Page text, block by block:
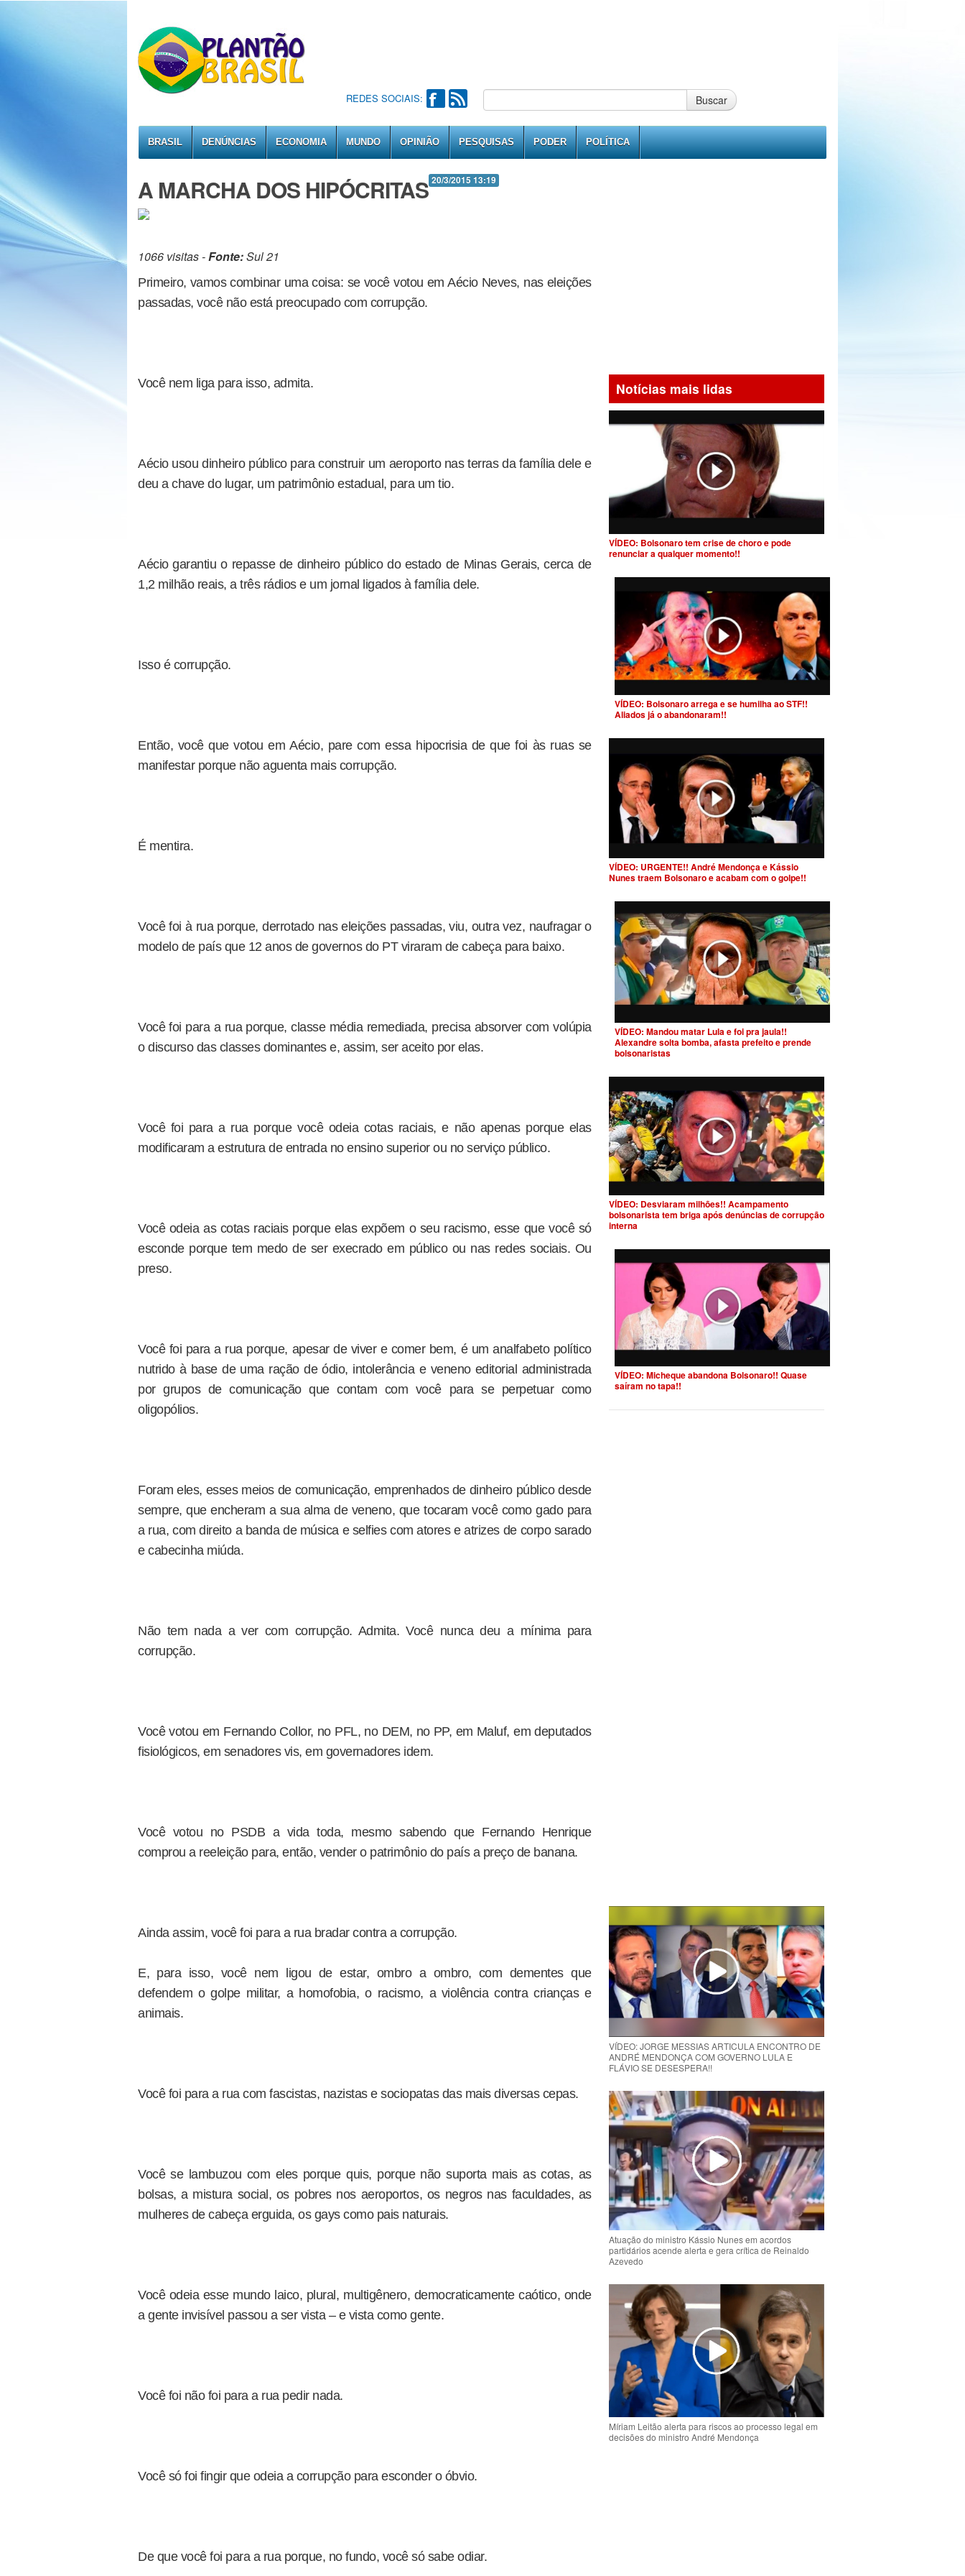
REDES SOCIAIS: Buscar
BRASIL DENÚNCIAS ECONOMIA MUNDO OPINIÃO PESQUISAS PODER POLÍTICA
20/3/2015 13:19
A MARCHA DOS HIPÓCRITAS
1066 visitas -Fonte:Sul 21
Primeiro, vamos combinar uma coisa: se você votou em Aécio Neves, nas eleições
passadas, você não está preocupado com corrupção.
Você nem liga para isso, admita.
Aécio usou dinheiro público para construir um aeroporto nas terras da família dele e
deu a chave do lugar, um patrimônio estadual, para um tio.
Aécio garantiu o repasse de dinheiro público do estado de Minas Gerais, cerca de
1,2 milhão reais, a três rádios e um jornal ligados à família dele.
Isso é corrupção.
Então, você que votou em Aécio, pare com essa hipocrisia de que foi às ruas se
manifestar porque não aguenta mais corrupção.
É mentira.
Você foi à rua porque, derrotado nas eleições passadas, viu, outra vez, naufragar o
modelo de país que 12 anos de governos do PT viraram de cabeça para baixo.
Você foi para a rua porque, classe média remediada, precisa absorver com volúpia
o discurso das classes dominantes e, assim, ser aceito por elas.
Você foi para a rua porque você odeia cotas raciais, e não apenas porque elas
modificaram a estrutura de entrada no ensino superior ou no serviço público.
Você odeia as cotas raciais porque elas expõem o seu racismo, esse que você só
esconde porque tem medo de ser execrado em público ou nas redes sociais. Ou
preso.
Você foi para a rua porque, apesar de viver e comer bem, é um analfabeto político
nutrido à base de uma ração de ódio, intolerância e veneno editorial administrada
por grupos de comunicação que contam com você para se perpetuar como
oligopólios.
Foram eles, esses meios de comunicação, emprenhados de dinheiro público desde
sempre, que encheram a sua alma de veneno, que tocaram você como gado para
a rua, com direito a banda de música e selfies com atores e atrizes de corpo sarado
e cabecinha miúda.
Não tem nada a ver com corrupção. Admita. Você nunca deu a mínima para
corrupção.
Você votou em Fernando Collor, no PFL, no DEM, no PP, em Maluf, em deputados
fisiológicos, em senadores vis, em governadores idem.
Você votou no PSDB a vida toda, mesmo sabendo que Fernando Henrique
comprou a reeleição para, então, vender o patrimônio do país a preço de banana.
Ainda assim, você foi para a rua bradar contra a corrupção.
E, para isso, você nem ligou de estar, ombro a ombro, com dementes que
defendem o golpe militar, a homofobia, o racismo, a violência contra crianças e
animais.
Você foi para a rua com fascistas, nazistas e sociopatas das mais diversas cepas.
Você se lambuzou com eles porque quis, porque não suporta mais as cotas, as
bolsas, a mistura social, os pobres nos aeroportos, os negros nas faculdades, as
mulheres de cabeça erguida, os gays como pais naturais.
Você odeia esse mundo laico, plural, multigênero, democraticamente caótico, onde
a gente invisível passou a ser vista – e vista como gente.
Você foi não foi para a rua pedir nada.
Você só foi fingir que odeia a corrupção para esconder o óbvio.
De que você foi para a rua porque, no fundo, você só sabe odiar.
Notícias mais lidas
VÍDEO: Bolsonaro tem crise de choro e pode
renunciar a qualquer momento!!
VÍDEO: Bolsonaro arrega e se humilha ao STF!!
Aliados já o abandonaram!!
VÍDEO: URGENTE!! André Mendonça e Kássio
Nunes traem Bolsonaro e acabam com o golpe!!
VÍDEO: Mandou matar Lula e foi pra jaula!!
Alexandre solta bomba, afasta prefeito e prende
bolsonaristas
VÍDEO: Desviaram milhões!! Acampamento
bolsonarista tem briga após denúncias de corrupção
interna
VÍDEO: Micheque abandona Bolsonaro!! Quase
saíram no tapa!!
VÍDEO: JORGE MESSIAS ARTICULA ENCONTRO DE
ANDRÉ MENDONÇA COM GOVERNO LULA E
FLÁVIO SE DESESPERA!!
Atuação do ministro Kássio Nunes em acordos
partidários acende alerta e gera crítica de Reinaldo
Azevedo
Míriam Leitão alerta para riscos ao processo legal em
decisões do ministro André Mendonça